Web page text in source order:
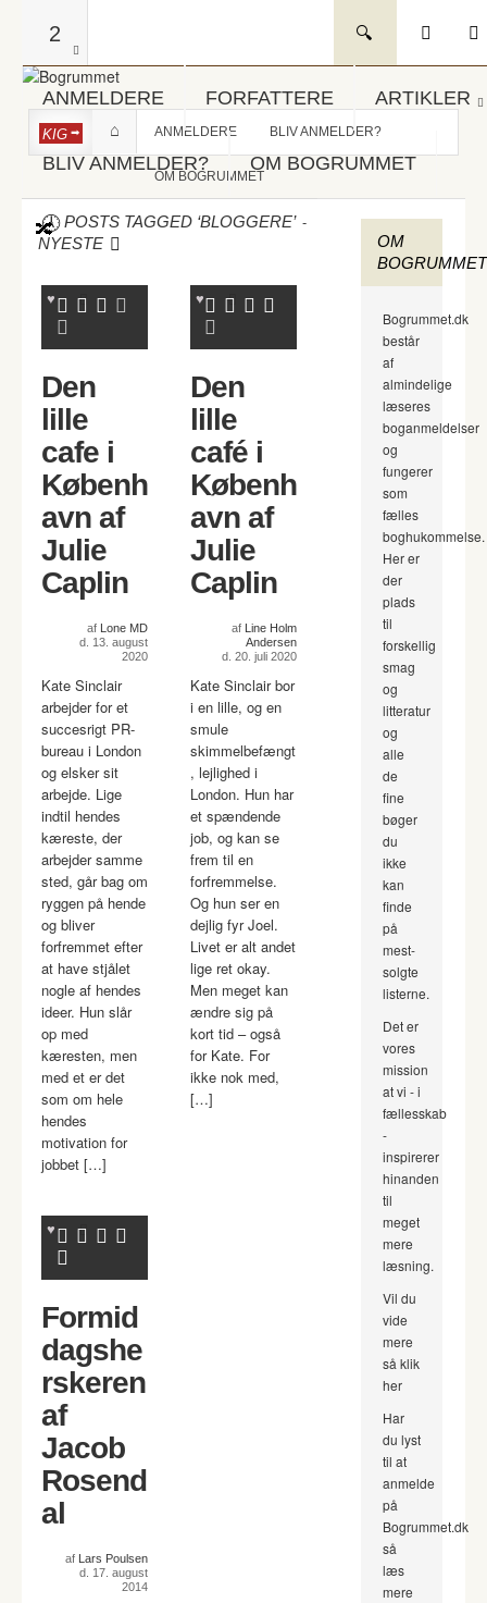
2
ANMELDERE FORFATTERE ARTIKLER
BLIV ANMELDER? OM BOGRUMMET
KIG ANMELDERE BLIV ANMELDER?
OM BOGRUMMET
POSTS TAGGED ‘BLOGGERE’ -
NYESTE
Den
lille
cafe i
Københ
avn af
Julie
Caplin
af Lone MD
d. 13. august
2020
Kate Sinclair
arbejder for et
succesrigt PR-
bureau i London
og elsker sit
arbejde. Lige
indtil hendes
kæreste, der
arbejder samme
sted, går bag om
ryggen på hende
og bliver
forfremmet efter
at have stjålet
nogle af hendes
ideer. Hun slår
op med
kæresten, men
med et er det
som om hele
hendes
motivation for
jobbet […]
Den
lille
café i
Københ
avn af
Julie
Caplin
af Line Holm
Andersen
d. 20. juli 2020
Kate Sinclair bor
i en lille, og en
smule
skimmelbefængt
, lejlighed i
London. Hun har
et spændende
job, og kan se
frem til en
forfremmelse.
Og hun ser en
dejlig fyr Joel.
Livet er alt andet
lige ret okay.
Men meget kan
ændre sig på
kort tid – også
for Kate. For
ikke nok med,
[…]
Formid
dagshe
rskeren
af
Jacob
Rosend
al
af Lars Poulsen
d. 17. august
2014
OM
BOGRUMMET
Bogrummet.dk
består
af
almindelige
læseres
boganmeldelser
og
fungerer
som
fælles
boghukommelse.
Her er
der
plads
til
forskellig
smag
og
litteratur
og
alle
de
fine
bøger
du
ikke
kan
finde
på
mest-
solgte
listerne.
Det er
vores
mission
at vi - i
fællesskab
-
inspirerer
hinanden
til
meget
mere
læsning.
Vil du
vide
mere
så klik
her
Har
du lyst
til at
anmelde
på
Bogrummet.dk
så
læs
mere